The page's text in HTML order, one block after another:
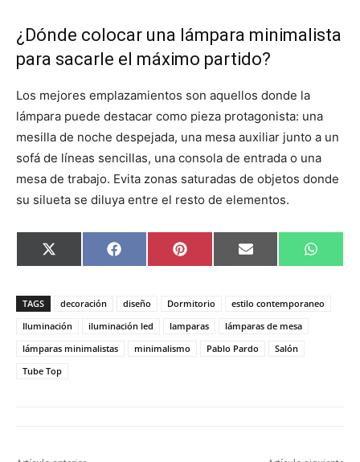
¿Dónde colocar una lámpara minimalista
para sacarle el máximo partido?
Los mejores emplazamientos son aquellos donde la
lámpara puede destacar como pieza protagonista: una
mesilla de noche despejada, una mesa auxiliar junto a un
sofá de líneas sencillas, una consola de entrada o una
mesa de trabajo. Evita zonas saturadas de objetos donde
su silueta se diluya entre el resto de elementos.
C
o
a
t
r
n
X
(
t
r
C
o
a
t
F
a
b
o
C
o
a
t
r
P
i
e
e
t
C
o
a
t
r
E
m
l
C
o
a
W
h
s
TAGS decoración diseño Dormitorio
estilo contemporaneo
Iluminación
iluminación led lamparas
lámparas de mesa
lámparas minimalistas
minimalismo Pablo Pardo
Salón
Tube Top